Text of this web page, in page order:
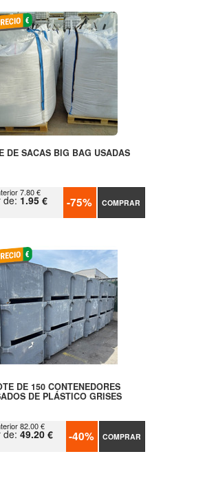
DE SACAS BIG BAG USADAS
7.80 €
de: 1.95 € -75% COMPRAR
DE 150 CONTENEDORES
DE PLÁSTICO GRISES
82.00 €
de:49.20 € -40% COMPRAR